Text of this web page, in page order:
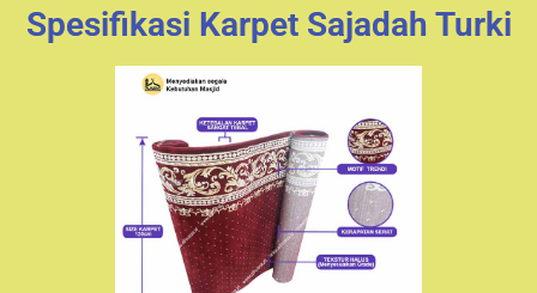
Spesifikasi Karpet Sajadah Turki